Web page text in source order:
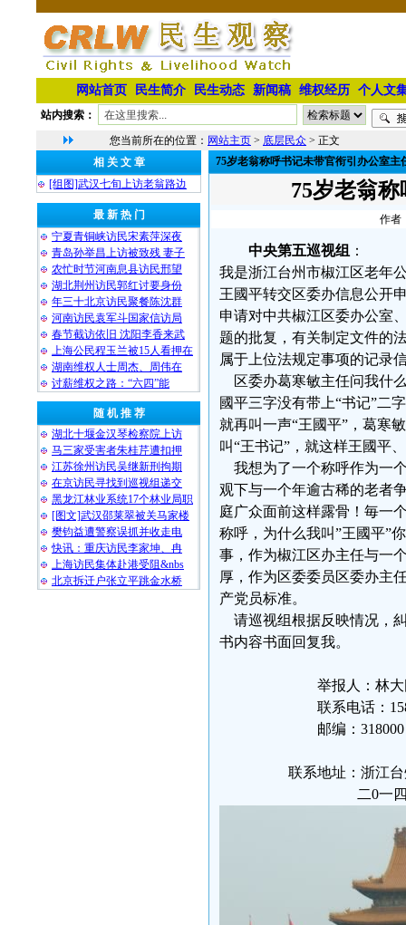
网站首页 民生简介 民生动态 新闻稿 维权经历 个人文
站内搜索：
您当前所在的位置： 网站主页 > 底层民众 > 正文
相 关 文 章
[组图]武汉七旬上访老翁路边
最 新 热 门
宁夏青铜峡访民宋素萍深夜
青岛孙举昌上访被致残 妻子
农忙时节河南息县访民邢望
湖北荆州访民郭红讨要身份
年三十北京访民聚餐陈沈群
河南访民袁军斗国家信访局
春节截访依旧 沈阳李香来武
上海公民程玉兰被15人看押在
湖南维权人士周杰、周伟在
讨薪维权之路：“六四”能
随 机 推 荐
湖北十堰金汉琴检察院上访
马三家受害者朱桂芹遭扣押
江苏徐州访民吴继新刑拘期
在京访民寻找到巡视组递交
黑龙江林业系统17个林业局职
[图文]武汉邵莱翠被关马家楼
樊钧益遭警察误抓并收走电
快讯：重庆访民李家坤、冉
上海访民集体赴港受阻&nbs
北京拆迁户张立平跳金水桥
75岁老翁称呼书记未带官衔引办公室主
75岁老翁
作者
中央第五巡视组 ：
我是浙江台州市椒江区老年
王國平转交区委办信息公开
申请对中共椒江区委办公室
题的批复，有关制定文件的
属于上位法规定事项的记录
区委办葛寒敏主任问我什
國平三字没有带上“书记”二
就再叫一声“王國平”，葛寒
叫“王书记”，就这样王國平
我想为了一个称呼作为一
观下与一个年逾古稀的老者
庭广众面前这样露骨！毎一
称呼，为什么我叫”王國平”
事，作为椒江区办主任与一
厚，作为区委委员区委办主
产党员标准。
请巡视组根据反映情况，
书内容书面回复我。
举报人：林大
联系电话：
邮编：318000
联系地址：浙江台州市
二0一四年八